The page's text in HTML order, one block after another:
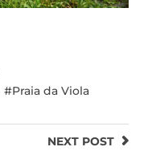
Praia da Viola
NEXT POST